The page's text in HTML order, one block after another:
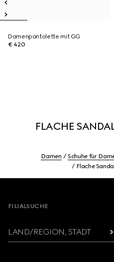
Damenpantolette mit GG
€ 420
FLACHE
Damen Schuhe für
Flache
FILIALSUCHE
LAND/REGION, STADT